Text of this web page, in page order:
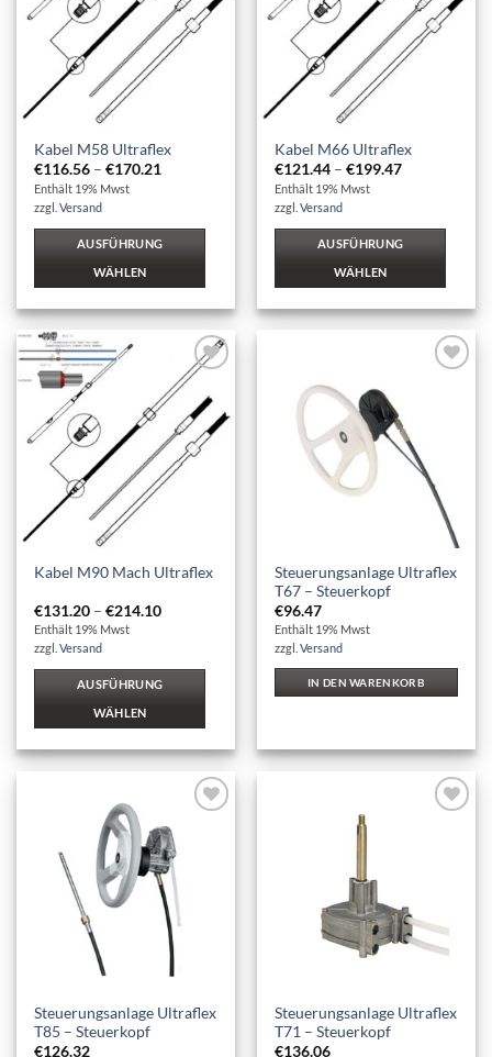
Die
Optionen
können
auf
der
Produktseite
gewählt
werden
Die
Optionen
können
auf
der
Produktseite
gewählt
werden
Kabel M58 Ultraflex
€116.56 –€170.21Preisspanne:
Enthält 19% Mwst
zzgl.Versand
AUSFÜHRUNG
WÄHLEN
Produkt
weist
mehrere
Varianten
auf.
Die
Optionen
können
auf
der
Produktseite
gewählt
Kabel M66 Ultraflex
€121.44 –€199.47Preisspanne:
Enthält 19% Mwst
zzgl.Versand
AUSFÜHRUNG
WÄHLEN
Produkt
Varianten
Optionen
können
gewählt
werden
Auf die
Wunschliste
Kabel M90 Mach Ultraflex
€131.20 –€214.10Preisspanne:
Enthält 19% Mwst
zzgl.Versand
AUSFÜHRUNG
WÄHLEN
Produkt
Varianten
Optionen
können
gewählt
werden
Steuerungsanlage Ultraflex
T67 – Steuerkopf
€96.47
Enthält 19% Mwst
zzgl.Versand
IN DEN WARENKORB
Auf die
Wunschliste
Steuerungsanlage Ultraflex
T85 – Steuerkopf
€126.32
Steuerungsanlage Ultraflex
T71 – Steuerkopf
€136.06